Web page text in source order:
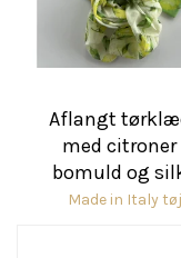
Aflangt
med citroner
bomuld og
Made in Italy tøj